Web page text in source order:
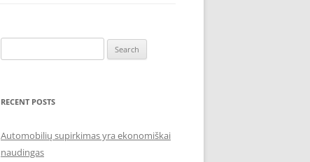
for:
RECENT POSTS
Automobilių supirkimas yra ekonomiškai
naudingas